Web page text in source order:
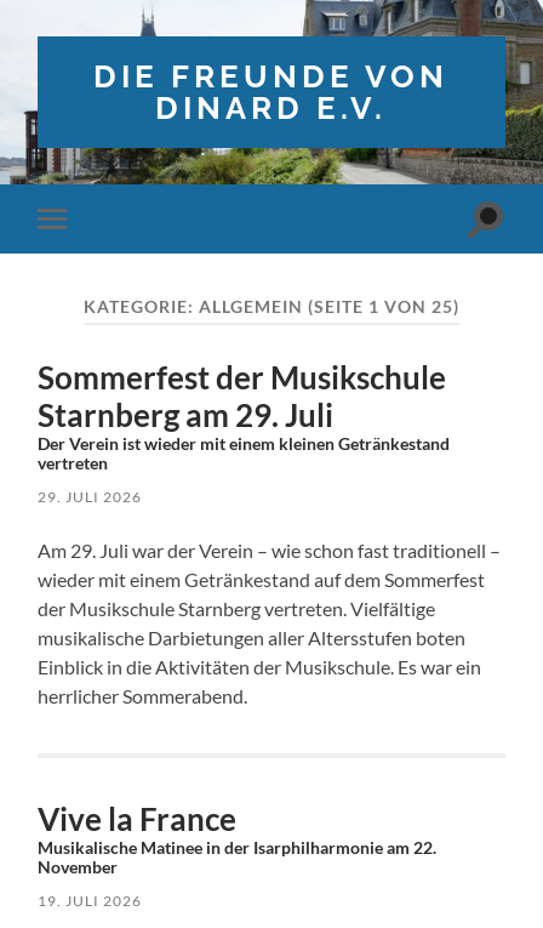
DIE FREUNDE VON
DINARD E.V.
Mobile-
Menü
KATEGORIE: ALLGEMEIN (SEITE 1 VON 25)
Sommerfest der Musikschule
Starnberg am 29. Juli
Der Verein ist wieder mit einem kleinen Getränkestand
vertreten
29. JULI 2026
Am 29. Juli war der Verein – wie schon fast traditionell –
wieder mit einem Getränkestand auf dem Sommerfest
der Musikschule Starnberg vertreten. Vielfältige
musikalische Darbietungen aller Altersstufen boten
Einblick in die Aktivitäten der Musikschule. Es war ein
herrlicher Sommerabend.
Vive la France
Musikalische Matinee in der Isarphilharmonie am 22.
November
19. JULI 2026